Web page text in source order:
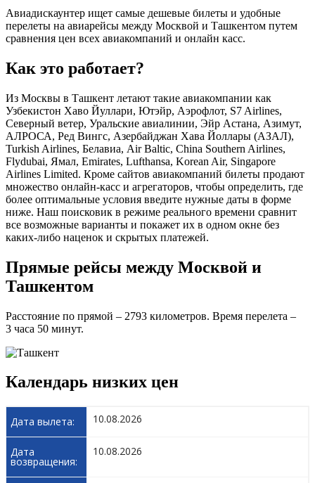
Авиадискаунтер ищет самые дешевые билеты и удобные
перелеты на авиарейсы между Москвой и Ташкентом путем
сравнения цен всех авиакомпаний и онлайн касс.
Как это работает?
Из Москвы в Ташкент летают такие авиакомпании как
Узбекистон Хаво Йуллари, Ютэйр, Аэрофлот, S7 Airlines,
Северный ветер, Уральские авиалинии, Эйр Астана, Азимут,
АЛРОСА, Ред Вингс, Азербайджан Хава Йоллары (АЗАЛ),
Turkish Airlines, Белавиа, Air Baltic, China Southern Airlines,
Flydubai, Ямал, Emirates, Lufthansa, Korean Air, Singapore
Airlines Limited. Кроме сайтов авиакомпаний билеты продают
множество онлайн-касс и агрегаторов, чтобы определить, где
более оптимальные условия введите нужные даты в форме
ниже. Наш поисковик в режиме реального времени сравнит
все возможные варианты и покажет их в одном окне без
каких-либо наценок и скрытых платежей.
Прямые рейсы между Москвой и
Ташкентом
Расстояние по прямой – 2793 километров. Время перелета –
3 часа 50 минут.
Календарь низких цен
10.08.2026
10.08.2026